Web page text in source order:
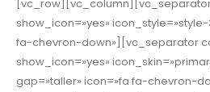
show_icon=»yes»
fa-chevron-down»][vc_separator
show_icon=»yes»
gap=»taller» icon=»fa fa-chevron-